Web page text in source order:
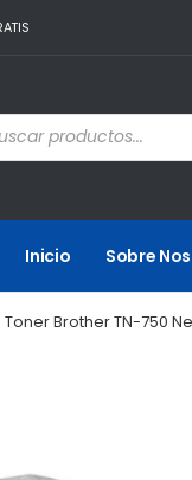
Inicio Sobre
Toner Brother TN-750